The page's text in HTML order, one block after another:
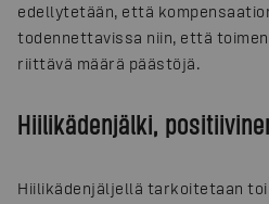
edellytetään, että
todennettavissa niin, että
riittävä määrä päästöjä.
Hiilikädenjälki,
Hiilikädenjäljellä tarkoitetaan